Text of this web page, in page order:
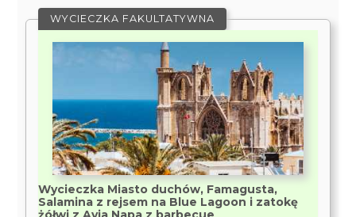
WYCIECZKA FAKULTATYWNA
Wycieczka Miasto duchów, Famagusta,
Salamina z rejsem na Blue Lagoon i zatokę